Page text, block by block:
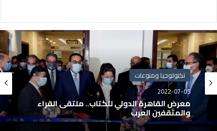
تكنولوجيا ومنوعات
2022-07-05
معرض القاهرة الدولي للكتاب.. ملتقى القراء
والمثقفين العرب